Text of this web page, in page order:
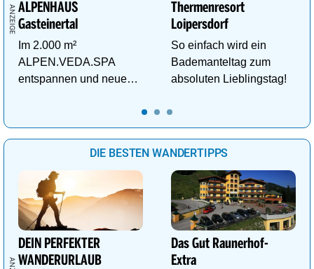
ALPENHAUS
Gasteinertal
Im 2.000 m²
ALPEN.VEDA.SPA
entspannen und neue
Thermenresort
Loipersdorf
So einfach wird ein
Bademanteltag zum
absoluten Lieblingstag!
DIE BESTEN WANDERTIPPS
DEIN PERFEKTER
WANDERURLAUB
Das Gut Raunerhof-
Extra